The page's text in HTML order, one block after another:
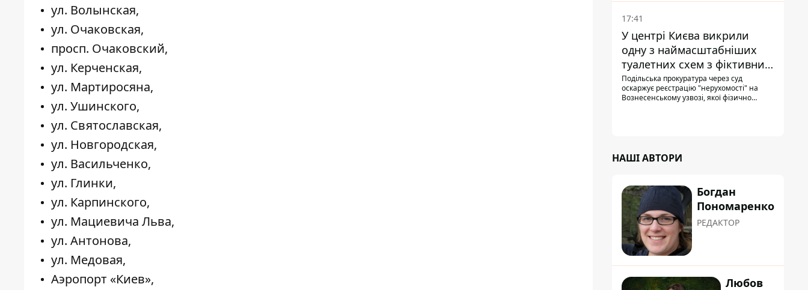
ул. Волынская,
ул. Очаковская,
просп. Очаковский,
ул. Керченская,
ул. Мартиросяна,
ул. Ушинского,
ул. Святославская,
ул. Новгородская,
ул. Васильченко,
ул. Глинки,
ул. Карпинского,
ул. Мациевича Льва,
ул. Антонова,
ул. Медовая,
Аэропорт «Киев»,
17:41
У центрі Києва викрили
одну з наймасштабніших
туалетних схем з фіктивним
будинком
Подільська прокуратура через суд
оскаржує реєстрацію "нерухомості" на
Вознесенському узвозі, якої фізично
НАШІ АВТОРИ
Богдан
Пономаренко
РЕДАКТОР
Любов